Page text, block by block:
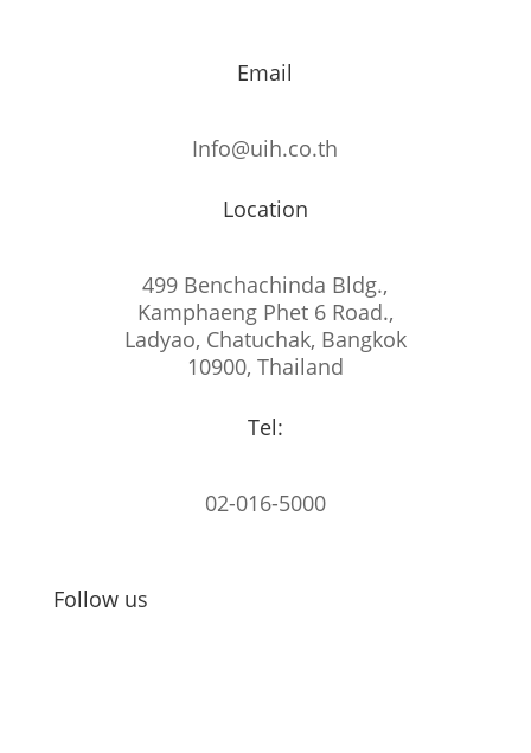
Email
Info@uih.co.th
Location
499 Benchachinda Bldg.,
Kamphaeng Phet 6 Road.,
Ladyao, Chatuchak, Bangkok
10900, Thailand
Tel:
02-016-5000
Follow us